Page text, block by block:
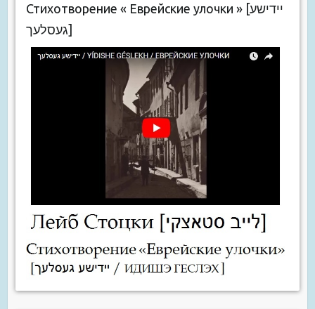
Стихотворение « Еврейские улочки » [יידישע
געסלעך]